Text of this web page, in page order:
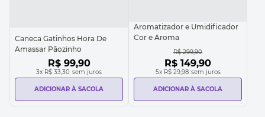
Caneca Gatinhos Hora De
Amassar Pãozinho
R$ 99,90
3x R$ 33,30 sem juros
ADICIONAR À SACOLA
Aromatizador e Umidificador
Cor e Aroma
R$ 299,90
R$ 149,90
5x R$ 29,98 sem juros
ADICIONAR À SACOLA